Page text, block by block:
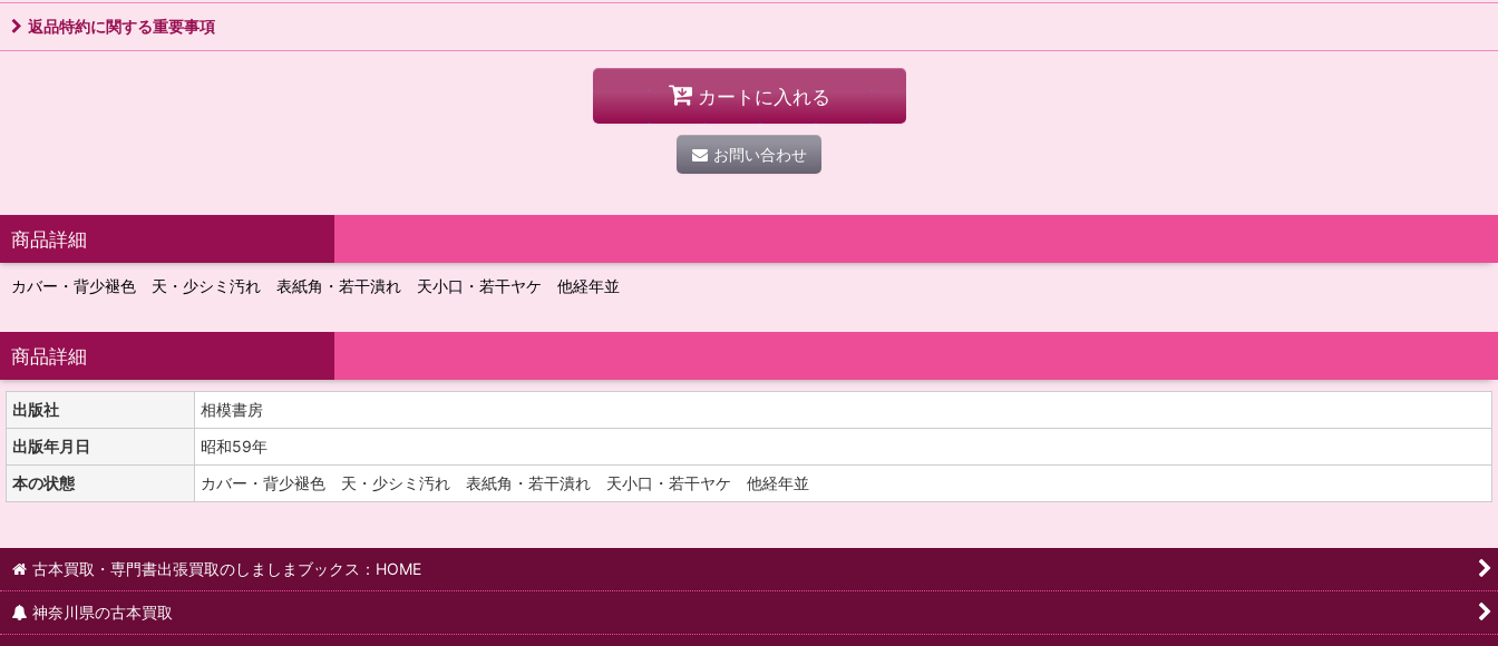
返品特約に関する重要事項
カートに入れる
お問い合わせ
商品詳細
カバー・背少褪色 天・少シミ汚れ 表紙角・若干潰れ 天小口・若干ヤケ 他経年並
商品詳細
出版社
相模書房
出版年月日
昭和59年
本の状態
カバー・背少褪色 天・少シミ汚れ 表紙角・若干潰れ 天小口・若干ヤケ 他経年並
古本買取・専門書出張買取のしましまブックス：HOME
神奈川県の古本買取